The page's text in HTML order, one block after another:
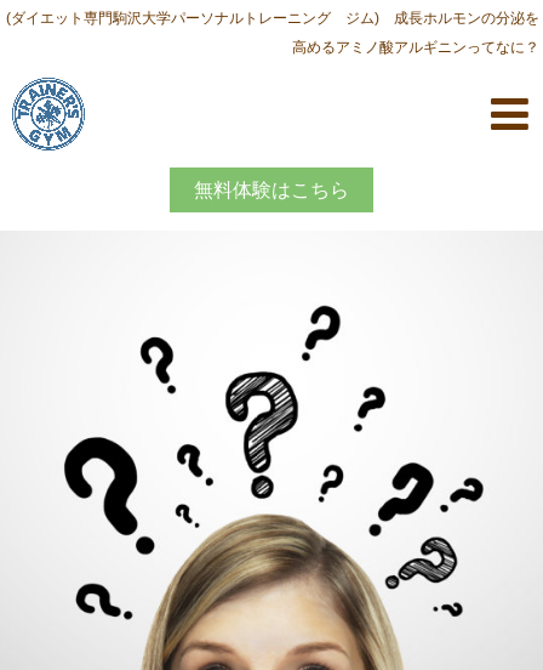
(ダイエット専門駒沢大学パーソナルトレーニング ジム) 成長ホルモンの分泌を
高めるアミノ酸アルギニンってなに？
無料体験はこちら